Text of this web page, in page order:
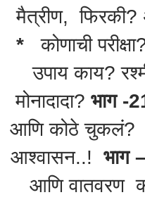
मैत्रीण, फिरकी?
*कोणाची
उपाय काय?
मोनादादा? भाग -
आणि कोठे चुकलं?
आश्वासन..! भाग
आणि वातवरण